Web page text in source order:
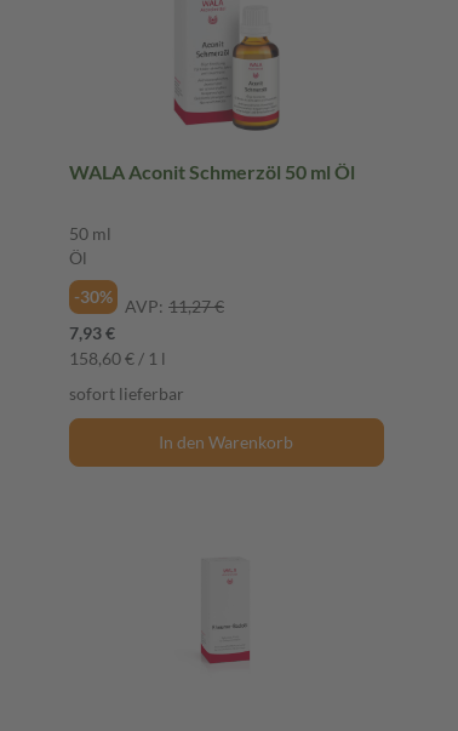
WALA Aconit Schmerzöl 50 ml Öl
50 ml
Öl
-30%
AVP: 11,27 €
7,93 €
158,60 € / 1 l
sofort lieferbar
In den Warenkorb